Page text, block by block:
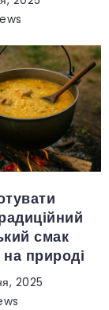
смак
природі
2025